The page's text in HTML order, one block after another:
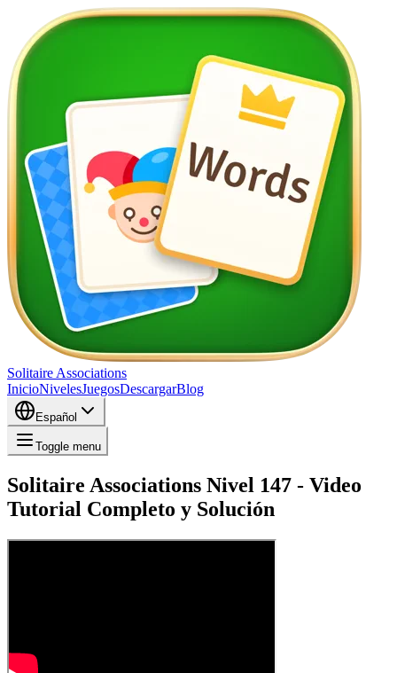
Solitaire Associations
InicioNivelesJuegosDescargarBlog
Español
Toggle menu
Solitaire Associations Nivel 147 - Video
Tutorial Completo y Solución